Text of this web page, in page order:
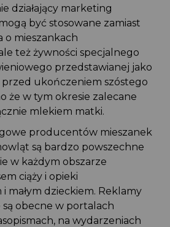
działający marketing
być stosowane zamiast
o mieszankach
też żywności specjalnego
przedstawianej jako
przed ukończeniem szóstego
że w tym okresie zalecane
mlekiem matki.
producentów mieszanek
są bardzo powszechne
w każdym obszarze
ciąży i opieki
małym dzieckiem. Reklamy
obecne w portalach
na wydarzeniach